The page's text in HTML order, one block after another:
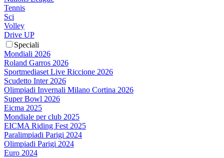
Tennis
Sci
Volley
Drive UP
Speciali
Mondiali 2026
Roland Garros 2026
Sportmediaset Live Riccione 2026
Scudetto Inter 2026
Olimpiadi Invernali Milano Cortina 2026
Super Bowl 2026
Eicma 2025
Mondiale per club 2025
EICMA Riding Fest 2025
Paralimpiadi Parigi 2024
Olimpiadi Parigi 2024
Euro 2024